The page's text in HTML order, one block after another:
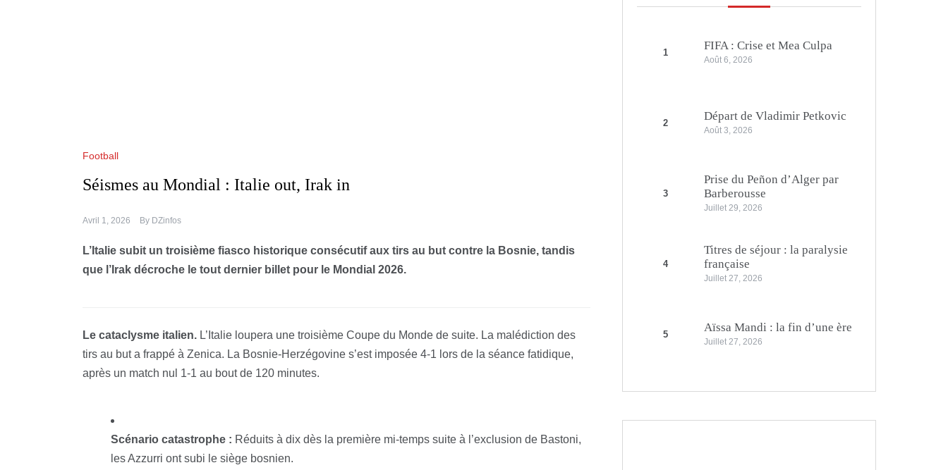
Football
Séismes au Mondial : Italie out, Irak in
Avril 1, 2026 By DZinfos
L’Italie subit un troisième fiasco historique consécutif aux tirs au but contre la Bosnie, tandis
que l’Irak décroche le tout dernier billet pour le Mondial 2026.
Le cataclysme italien. L’Italie loupera une troisième Coupe du Monde de suite. La malédiction des
tirs au but a frappé à Zenica. La Bosnie-Herzégovine s’est imposée 4-1 lors de la séance fatidique,
après un match nul 1-1 au bout de 120 minutes.
Scénario catastrophe : Réduits à dix dès la première mi-temps suite à l’exclusion de Bastoni,
les Azzurri ont subi le siège bosnien.
1
FIFA : Crise et Mea Culpa
Août 6, 2026
2
Départ de Vladimir Petkovic
Août 3, 2026
3
Prise du Peñon d’Alger par
Barberousse
Juillet 29, 2026
4
Titres de séjour : la paralysie
française
Juillet 27, 2026
5
Aïssa Mandi : la fin d’une ère
Juillet 27, 2026